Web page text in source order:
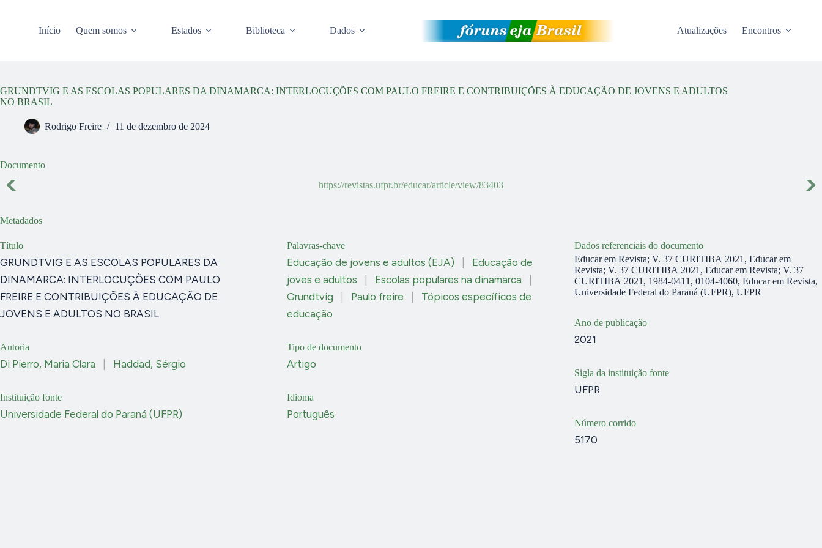
Início Quem somos Estados Biblioteca Dados Atualizações Encontros
GRUNDTVIG E AS ESCOLAS POPULARES DA DINAMARCA: INTERLOCUÇÕES COM PAULO FREIRE E CONTRIBUIÇÕES À EDUCAÇÃO DE JOVENS E ADULTOS
NO BRASIL
Rodrigo Freire 11 de dezembro de 2024
Documento
https://revistas.ufpr.br/educar/article/view/83403
Metadados
Título
GRUNDTVIG E AS ESCOLAS POPULARES DA
DINAMARCA: INTERLOCUÇÕES COM PAULO
FREIRE E CONTRIBUIÇÕES À EDUCAÇÃO DE
JOVENS E ADULTOS NO BRASIL
Autoria
Di Pierro, Maria Clara Haddad, Sérgio
Instituição fonte
Universidade Federal do Paraná (UFPR)
Palavras-chave
Educação de jovens e adultos (EJA)
Educação de
joves e adultos
Escolas populares na dinamarca
Grundtvig
Paulo freire
Tópicos específicos de
educação
Tipo de documento
Artigo
Idioma
Português
Dados referenciais do documento
Educar em Revista; V. 37 CURITIBA 2021, Educar em
Revista; V. 37 CURITIBA 2021, Educar em Revista; V. 37
CURITIBA 2021, 1984-0411, 0104-4060, Educar em Revista,
Universidade Federal do Paraná (UFPR), UFPR
Ano de publicação
2021
Sigla da instituição fonte
UFPR
Número corrido
5170